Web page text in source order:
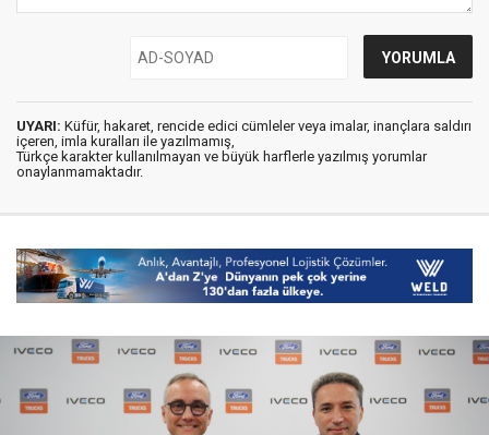
UYARI: Küfür, hakaret, rencide edici cümleler veya imalar, inançlara saldırı
içeren, imla kuralları ile yazılmamış,
Türkçe karakter kullanılmayan ve büyük harflerle yazılmış yorumlar
onaylanmamaktadır.